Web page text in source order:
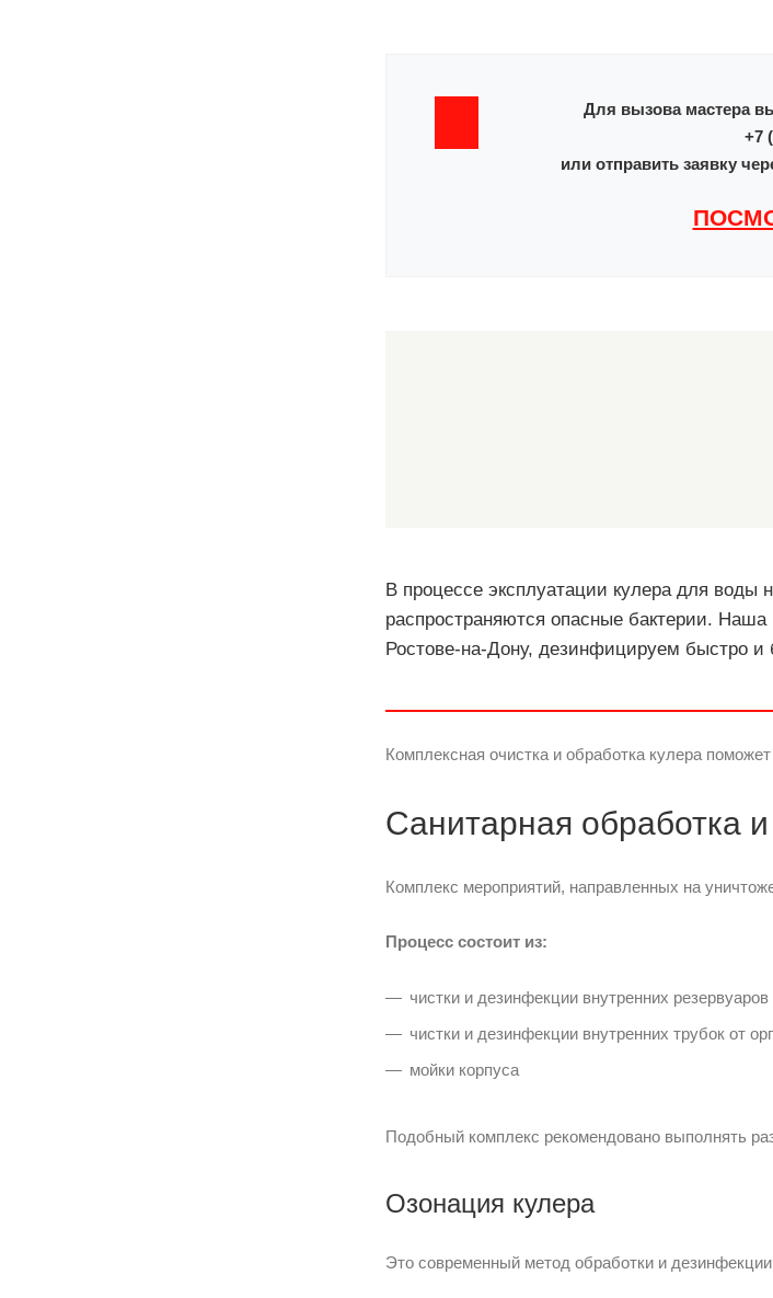
Для вызова мастера
+7
или отправить заявку
В процессе эксплуатации кулера для воды
распространяются опасные бактерии. Наша
Ростове-на-Дону, дезинфицируем быстро и
Комплексная очистка и обработка кулера
Санитарная обработка
Комплекс мероприятий, направленных на
Процесс состоит из:
чистки и дезинфекции внутренних
чистки и дезинфекции внутренних трубок от
мойки корпуса
Подобный комплекс рекомендовано выполнять
Озонация кулера
Это современный метод обработки и